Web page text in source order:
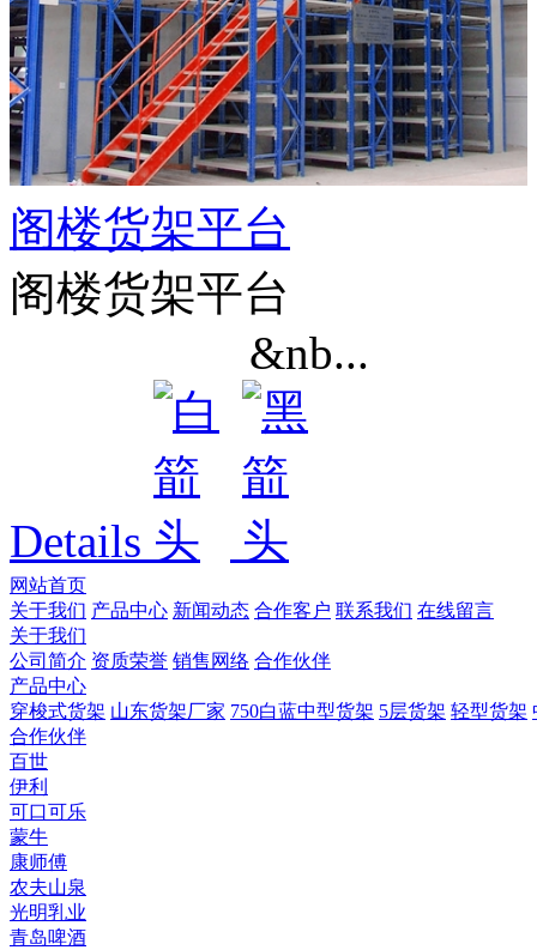
阁楼货架平台
阁楼货架平台
&nb...
Details
网站首页
关于我们 产品中心 新闻动态 合作客户 联系我们 在线留言
关于我们
公司简介 资质荣誉 销售网络 合作伙伴
产品中心
穿梭式货架 山东货架厂家 750白蓝中型货架 5层货架 轻型货架
合作伙伴
百世
伊利
可口可乐
蒙牛
康师傅
农夫山泉
光明乳业
青岛啤酒